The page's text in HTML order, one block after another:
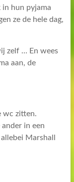
in hun pyjama
ze de hele dag,
zelf … En wees
aan, de
wc zitten.
ander in een
Marshall